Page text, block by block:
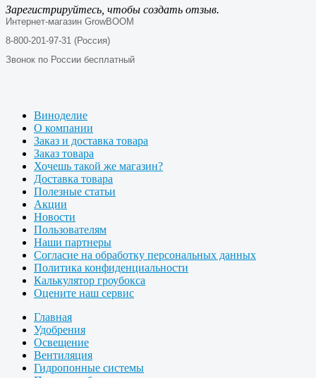
Зарегистрируйтесь, чтобы создать отзыв.
Интернет-магазин GrowBOOM
8-800-201-97-31 (Россия)
Звонок по России бесплатный
Виноделие
О компании
Заказ и доставка товара
Заказ товара
Хочешь такой же магазин?
Доставка товара
Полезные статьи
Акции
Новости
Пользователям
Наши партнеры
Согласие на обработку персональных данных
Политика конфиденциальности
Калькулятор гроубокса
Оцените наш сервис
Главная
Удобрения
Освещение
Вентиляция
Гидропонные системы